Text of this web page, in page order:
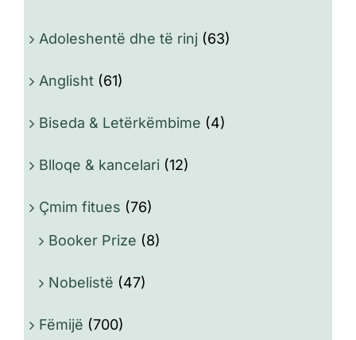
Adoleshentë dhe të rinj (63)
Anglisht (61)
Biseda & Letërkëmbime (4)
Blloqe & kancelari (12)
Çmim fitues (76)
Booker Prize (8)
Nobelistë (47)
Fëmijë (700)